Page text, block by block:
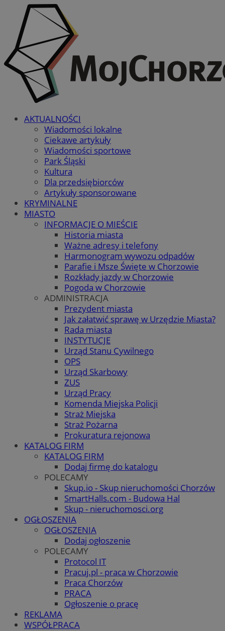
AKTUALNOŚCI
Wiadomości lokalne
Ciekawe artykuły
Wiadomości sportowe
Park Śląski
Kultura
Dla przedsiębiorców
Artykuły sponsorowane
KRYMINALNE
MIASTO
INFORMACJE O MIEŚCIE
Historia miasta
Ważne adresy i telefony
Harmonogram wywozu odpadów
Parafie i Msze Święte w Chorzowie
Rozkłady jazdy w Chorzowie
Pogoda w Chorzowie
ADMINISTRACJA
Prezydent miasta
Jak załatwić sprawę w Urzędzie Miasta?
Rada miasta
INSTYTUCJE
Urząd Stanu Cywilnego
OPS
Urząd Skarbowy
ZUS
Urząd Pracy
Komenda Miejska Policji
Straż Miejska
Straż Pożarna
Prokuratura rejonowa
KATALOG FIRM
KATALOG FIRM
Dodaj firmę do katalogu
POLECAMY
Skup.io - Skup nieruchomości Chorzów
SmartHalls.com - Budowa Hal
Skup - nieruchomosci.org
OGŁOSZENIA
OGŁOSZENIA
Dodaj ogłoszenie
POLECAMY
Protocol IT
Pracuj.pl - praca w Chorzowie
Praca Chorzów
PRACA
Ogłoszenie o pracę
REKLAMA
WSPÓŁPRACA